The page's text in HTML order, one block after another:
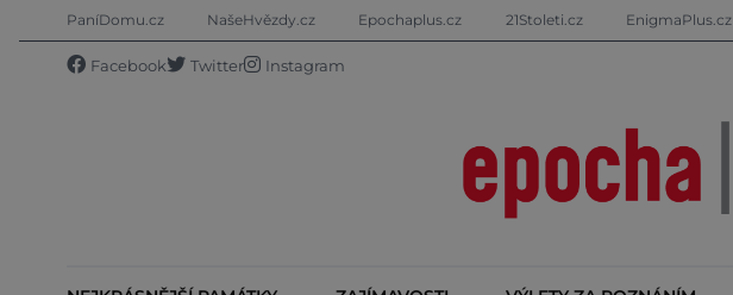
PaníDomu.cz NašeHvězdy.cz Epochaplus.cz 21Stoleti.cz EnigmaPlus.cz
Facebook Twitter Instagram